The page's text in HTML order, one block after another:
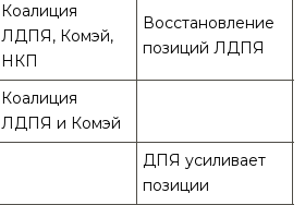
Коалиция
ЛДПЯ, Комэй,
НКП
Восстановление
позиций ЛДПЯ
Коалиция
ЛДПЯ и Комэй
ДПЯ усиливает
позиции